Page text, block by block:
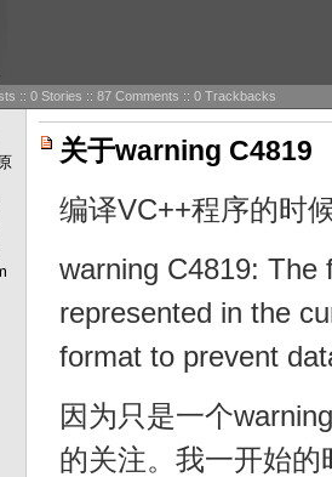
:: 0 Stories :: 87 Comments :: 0 Trackbacks
关于warning C4819
编译VC++程序的时
warning C4819: The
represented in the
format to prevent
因为只是一个
的关注。我一开始